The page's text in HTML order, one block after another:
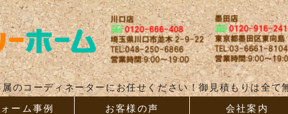
リフォー
のコーディネーターにお任せください！御見積もりは全て
ーム事例 お客様の声 会社案内